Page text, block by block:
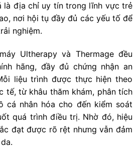
là địa chỉ uy tín trong lĩnh vực trẻ
nơi hội tụ đầy đủ các yếu tố để
nghiệm.
Ultherapy và Thermage đều
hãng, đầy đủ chứng nhận an
liệu trình được thực hiện theo
tế, từ khâu thăm khám, phân tích
cá nhân hóa cho đến kiểm soát
quá trình điều trị. Nhờ đó, hiệu
đạt được rõ rệt nhưng vẫn đảm